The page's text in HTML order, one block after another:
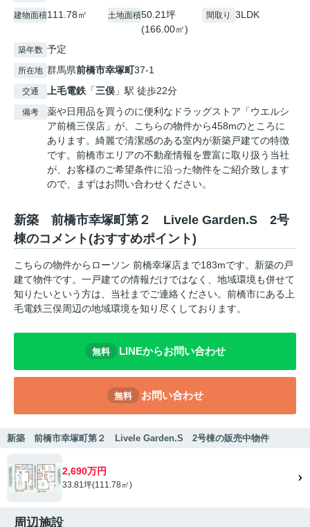
建物面積111.78㎡ 土地面積50.21坪
(166.00㎡)
間取り 3LDK
築年数 予定
所在地 群馬県前橋市幸塚町37-1
交通 上毛電鉄 「三俣 」駅 徒歩22分
備考
薬や日用品を買うのに便利なドラッグストア「ウエルシ
ア前橋三俣店」が、こちらの物件から458mのところに
あります。綺麗で清潔感のある室内が新築戸建ての特徴
です。前橋市エリアの不動産情報を豊富に取り扱う当社
が、お客様のご希望条件に沿った物件をご紹介致します
ので、まずはお問い合わせください。
新築 前橋市幸塚町第２ Livele Garden.S 2号
棟のコメント(おすすめポイント)
こちらの物件からローソン 前橋幸塚店まで183mです。新築の戸
建て物件です。一戸建ての情報だけではなく、地域環境も併せて
知りたいという方は、当社までご連絡ください。前橋市にある上
毛電鉄三俣周辺の地域環境を知り尽くしております。
無料 LINEからお問い合わせ
無料 お問い合わせ
新築 前橋市幸塚町第２ Livele Garden.S 2号棟の販売中物件
2,690万円
33.81坪(111.78㎡)
周辺施設